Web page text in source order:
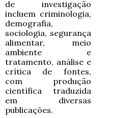
de investigação
incluem criminologia,
demografia,
sociologia, segurança
alimentar, meio
ambiente e
tratamento, análise e
crítica de fontes,
com produção
científica traduzida
em diversas
publicações.